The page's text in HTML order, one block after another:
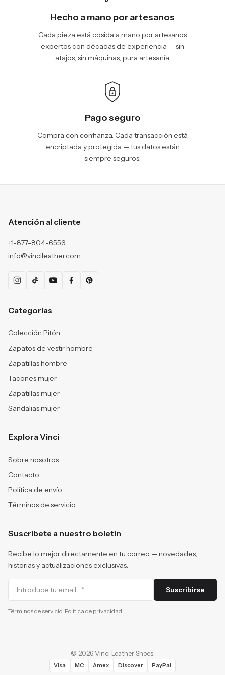
Hecho a mano por artesanos
Cada pieza está cosida a mano por artesanos
expertos con décadas de experiencia — sin
atajos, sin máquinas, pura artesanía.
Pago seguro
Compra con confianza. Cada transacción está
encriptada y protegida — tus datos están
siempre seguros.
Atención al cliente
+1-877-804-6556
info@vincileather.com
Categorías
Colección Pitón
Zapatos de vestir hombre
Zapatillas hombre
Tacones mujer
Zapatillas mujer
Sandalias mujer
Explora Vinci
Sobre nosotros
Contacto
Política de envío
Términos de servicio
Suscríbete a nuestro boletín
Recibe lo mejor directamente en tu correo — novedades,
historias y actualizaciones exclusivas.
Suscribirse
Términos de servicio· Política de privacidad
© 2026 Vinci Leather Shoes.
Visa MC Amex Discover PayPal